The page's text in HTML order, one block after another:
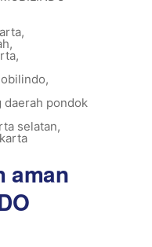
,
,
,
,
daerah pondok
selatan,
aman